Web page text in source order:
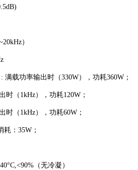
）
载功率输出时（330W），功耗360W；
），功耗120W；
），功耗60W；
；
（无冷凝）